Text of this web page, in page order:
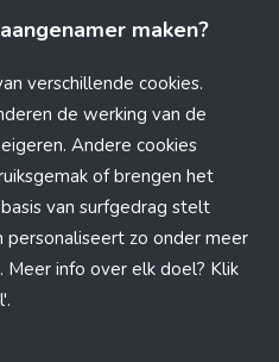
maken?
verschillende cookies.
de werking van de
Andere cookies
of brengen het
van surfgedrag stelt
zo onder meer
Meer info over elk doel? Klik
has occurred (see the